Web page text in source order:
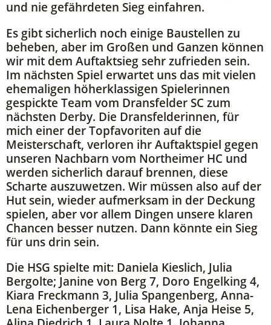
und nie gefährdeten Sieg einfahren.
Es gibt sicherlich noch einige Baustellen zu
beheben, aber im Großen und Ganzen können
wir mit dem Auftaktsieg sehr zufrieden sein.
Im nächsten Spiel erwartet uns das mit vielen
ehemaligen höherklassigen Spielerinnen
gespickte Team vom Dransfelder SC zum
nächsten Derby. Die Dransfelderinnen, für
mich einer der Topfavoriten auf die
Meisterschaft, verloren ihr Auftaktspiel gegen
unseren Nachbarn vom Northeimer HC und
werden sicherlich darauf brennen, diese
Scharte auszuwetzen. Wir müssen also auf der
Hut sein, wieder aufmerksam in der Deckung
spielen, aber vor allem Dingen unsere klaren
Chancen besser nutzen. Dann könnte ein Sieg
für uns drin sein.
Die HSG spielte mit: Daniela Kieslich, Julia
Bergolte; Janine von Berg 7, Doro Engelking 4,
Kiara Freckmann 3, Julia Spangenberg, Anna-
Lena Eichenberger 1, Lisa Hake, Anja Heise 5,